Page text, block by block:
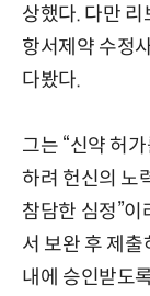
상했다. 다만
항서제약 수정
다봤다.
그는 “신약 허
하려 헌신의 노
참담한 심정”
서 보완 후 제
내에 승인받도